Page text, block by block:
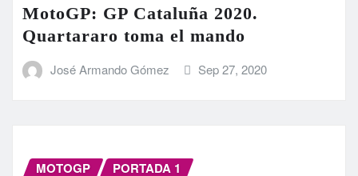
MotoGP: GP Cataluña 2020.
Quartararo toma el mando
José Armando Gómez Sep 27, 2020
MOTOGP PORTADA 1